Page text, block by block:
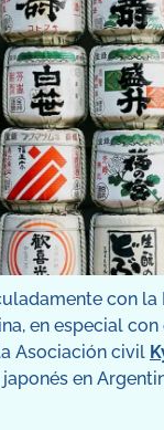
con la
en especial con
Asociación civil
en